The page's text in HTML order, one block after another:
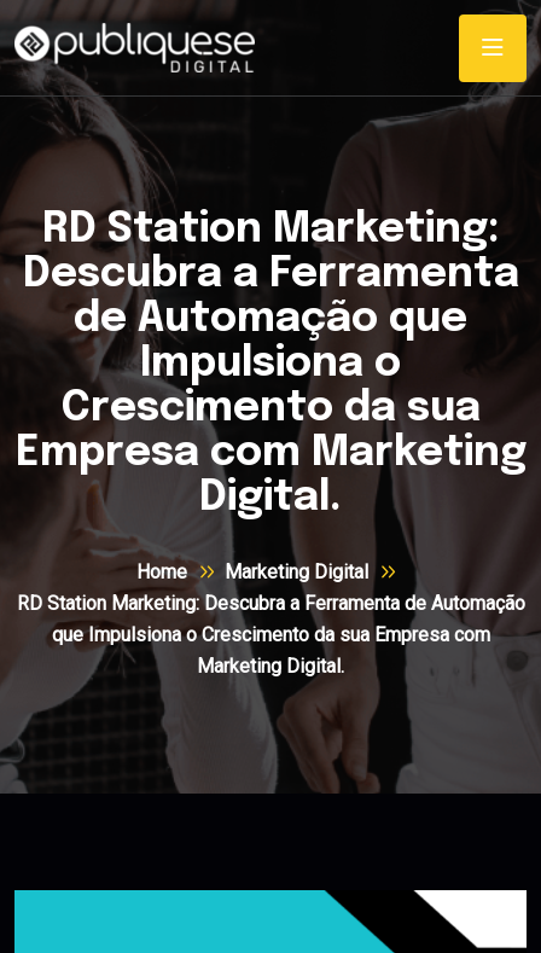
RD Station Marketing:
Descubra a Ferramenta
de Automação que
Impulsiona o
Crescimento da sua
Empresa com Marketing
Digital.
Home
Marketing Digital
RD Station Marketing: Descubra a Ferramenta de Automação
que Impulsiona o Crescimento da sua Empresa com
Marketing Digital.